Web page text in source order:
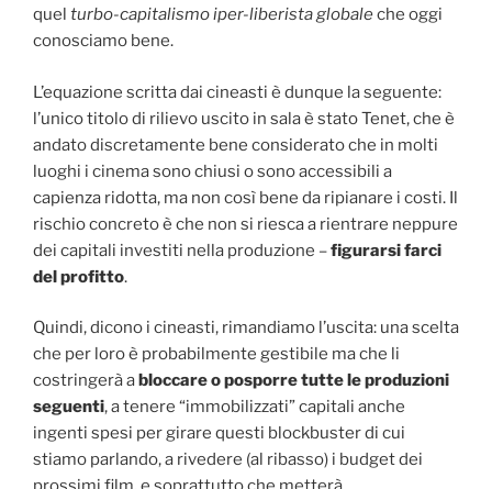
quel turbo-capitalismo iper-liberista globaleche oggi
conosciamo bene.
L’equazione scritta dai cineasti è dunque la seguente:
l’unico titolo di rilievo uscito in sala è stato Tenet, che è
andato discretamente bene considerato che in molti
luoghi i cinema sono chiusi o sono accessibili a
capienza ridotta, ma non così bene da ripianare i costi. Il
rischio concreto è che non si riesca a rientrare neppure
dei capitali investiti nella produzione –figurarsi farci
del profitto.
Quindi, dicono i cineasti, rimandiamo l’uscita: una scelta
che per loro è probabilmente gestibile ma che li
costringerà a bloccare o posporre tutte le produzioni
seguenti, a tenere “immobilizzati” capitali anche
ingenti spesi per girare questi blockbuster di cui
stiamo parlando, a rivedere (al ribasso) i budget dei